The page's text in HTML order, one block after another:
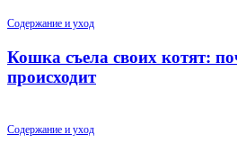
Содержание и уход
Кошка съела своих котят:
происходит
Содержание и уход